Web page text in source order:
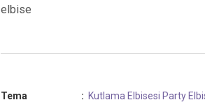
elbise
Tema : Kutlama Elbisesi Party